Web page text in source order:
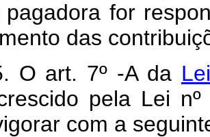
pagadora for
das
O art. 7º -A da
pela Lei
com a